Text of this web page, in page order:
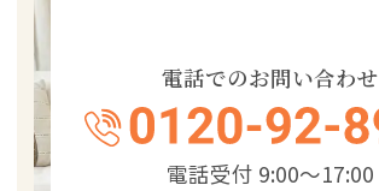
電話でのお問い合わせ
電話受付 9:00～17:00